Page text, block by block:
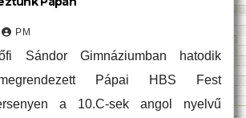
PM
Sándor Gimnáziumban hatodik
Pápai HBS Fest
a 10.C-sek angol nyelvű